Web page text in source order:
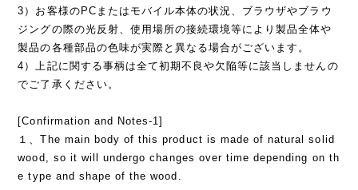
3）お客様のPCまたはモバイル本体の状況、ブラウザやブラウ
ジングの際の光反射、使用場所の接続環境等により製品全体や
製品の各種部品の色味が実際と異なる場合がございます。
4）上記に関する事柄は全て初期不良や欠陥等に該当しませんの
でご了承ください。
[Confirmation and Notes-1]
１、The main body of this product is made of natural solid
wood, so it will undergo changes over time depending on th
e type and shape of the wood.